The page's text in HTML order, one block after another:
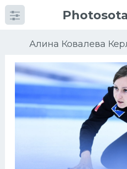
Photosota
Алина Ковалева
КатегорииФото